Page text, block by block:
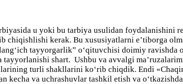
u yoki bu tarbiya usulidan foydalanishini
chiqishlishi kerak. Bu xususiyatlarni e’tiborga
tayyorgarlik” o‘qituvchisi doimiy
tayyorlanishi shart. Ushbu va avvalgi
turli shakllarini ko‘rib chiqdik. Endi
kecha va uchrashuvlar tashkil etish va